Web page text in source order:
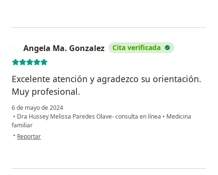
Angela Ma. Gonzalez Cita verificada
Excelente atención y agradezco su orientación.
Muy profesional.
6 de mayo de 2024
• Dra Hussey Melissa Paredes Olave- consulta en línea • Medicina
familiar
• en opinión del usuario Angela Ma. Gonzalez
Reportar